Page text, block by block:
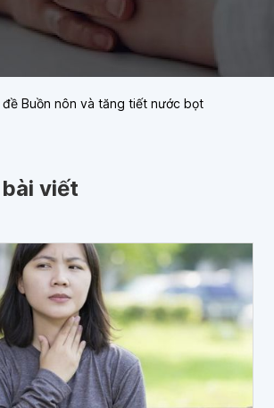
đề Buồn nôn và tăng tiết nước bọt
viết